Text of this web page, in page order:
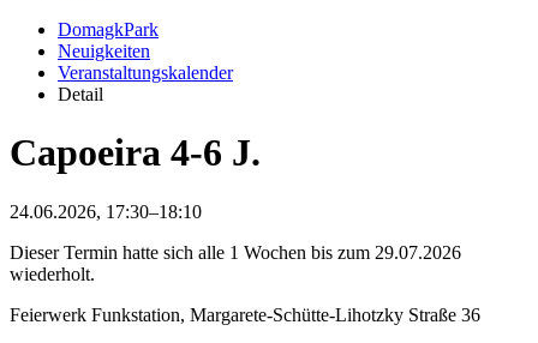
DomagkPark
Neuigkeiten
Veranstaltungskalender
Detail
Capoeira 4-6 J.
24.06.2026, 17:30–18:10
Dieser Termin hatte sich alle 1 Wochen bis zum 29.07.2026
wiederholt.
Feierwerk Funkstation, Margarete-Schütte-Lihotzky Straße 36